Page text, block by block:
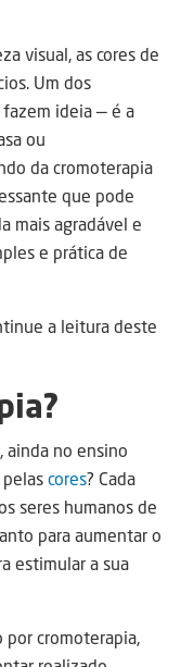
visual, as cores de
Um dos
ideia — é a
ou
da cromoterapia
que pode
mais agradável e
e prática de
a leitura deste
ainda no ensino
cores? Cada
seres humanos de
para aumentar o
estimular a sua
por cromoterapia,